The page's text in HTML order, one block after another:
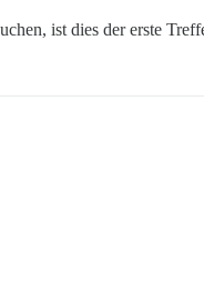
ist dies der erste